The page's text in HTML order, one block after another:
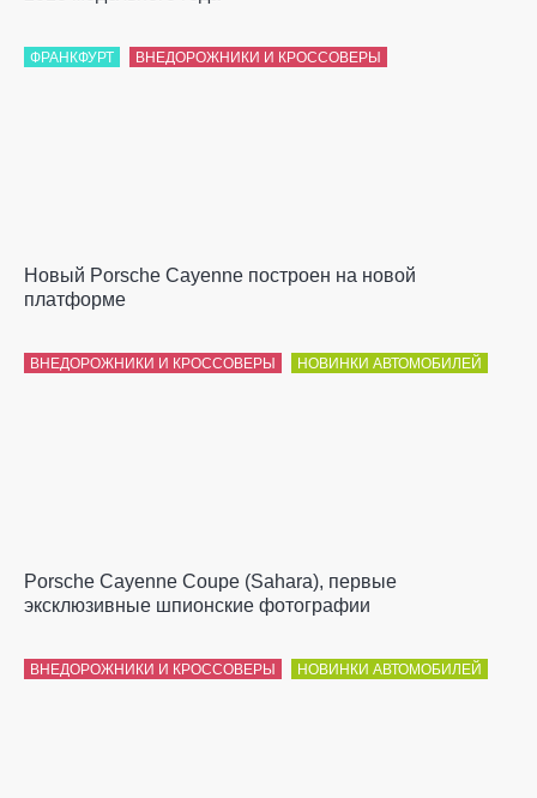
ФРАНКФУРТ ВНЕДОРОЖНИКИ И КРОССОВЕРЫ
Новый Porsche Cayenne построен на новой
платформе
ВНЕДОРОЖНИКИ И КРОССОВЕРЫ НОВИНКИ АВТОМОБИЛЕЙ
Porsche Cayenne Coupe (Sahara), первые
эксклюзивные шпионские фотографии
ВНЕДОРОЖНИКИ И КРОССОВЕРЫ НОВИНКИ АВТОМОБИЛЕЙ